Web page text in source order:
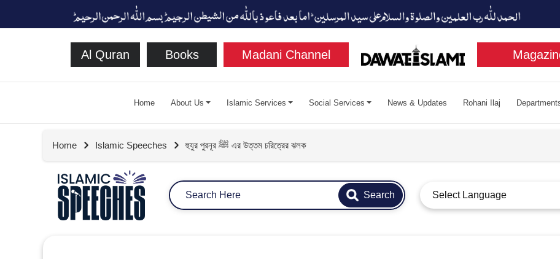
Al Quran Books Madani Channel
Home About Us Islamic Services Social Services News & Updates Rohani Ilaj
Home Islamic Speeches হুযুর পুরনূর ﷺ এর উত্তম চরিত্রের ঝলক
Search Select Language